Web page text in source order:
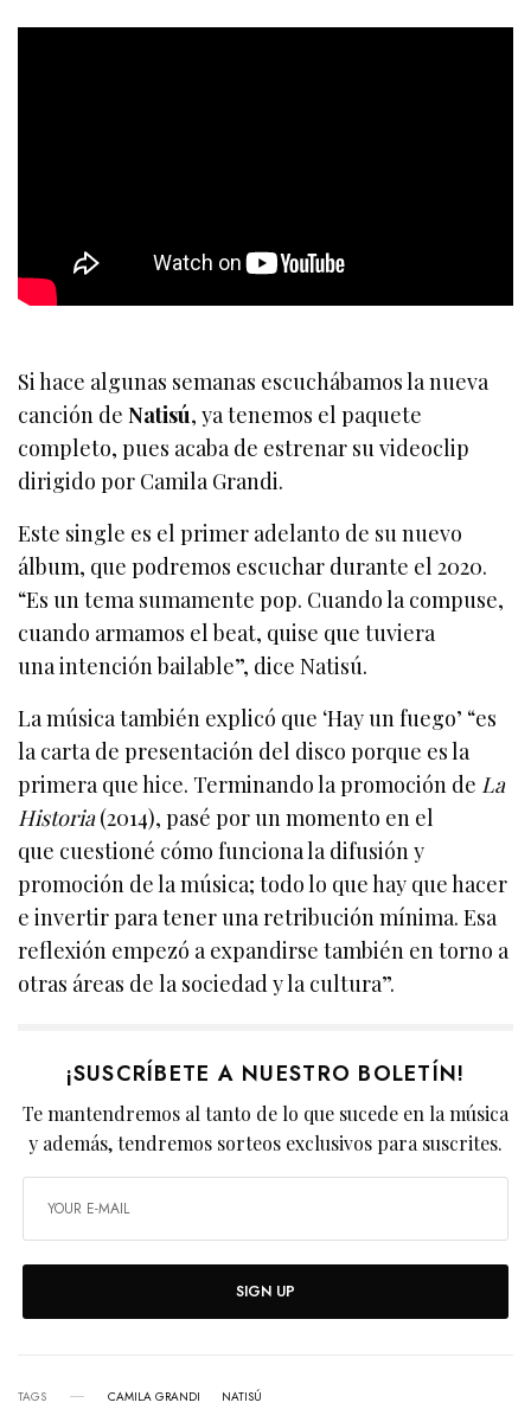
Si hace algunas semanas escuchábamos la nueva
canción deNatisú, ya tenemos el paquete
completo, pues acaba de estrenar su videoclip
dirigido por Camila Grandi.
Este single es el primer adelanto de su nuevo
álbum, que podremos escuchar durante el 2020.
“Es un tema sumamente pop. Cuando la compuse,
cuando armamos el beat, quise que tuviera
una intención bailable”, dice Natisú.
La música también explicó que ‘Hay un fuego’ “es
la carta de presentación del disco porque es la
primera que hice. Terminando la promoción de La
Historia(2014), pasé por un momento en el
que cuestioné cómo funciona la difusión y
promoción de la música; todo lo que hay que hacer
e invertir para tener una retribución mínima. Esa
reflexión empezó a expandirse también en torno a
otras áreas de la sociedad y la cultura”.
¡SUSCRÍBETE A NUESTRO BOLETÍN!
Te mantendremos al tanto de lo que sucede en la música
y además, tendremos sorteos exclusivos para suscrites.
SIGN UP
TAGS CAMILA GRANDI NATISÚ